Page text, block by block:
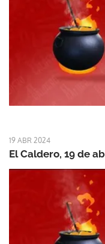
19 ABR 2024
El Caldero, 19 de